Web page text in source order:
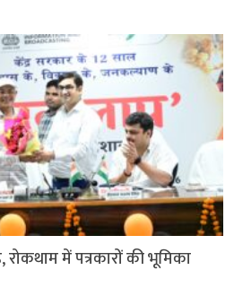
में पत्रकारों की भूमिका